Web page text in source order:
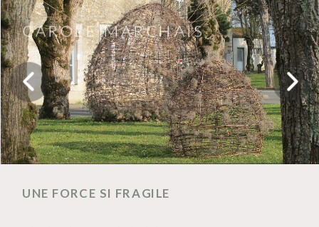
CAROLE MARCHAIS
UNE FORCE SI FRAGILE